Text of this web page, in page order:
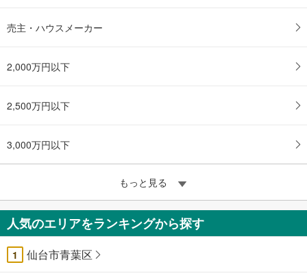
売主・ハウスメーカー
2,000万円以下
2,500万円以下
3,000万円以下
もっと見る
人気のエリアをランキングから探す
1 仙台市青葉区